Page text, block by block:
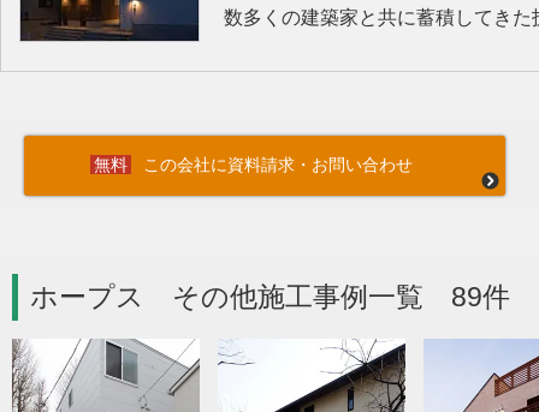
数多くの建築家と共に蓄積してき
この会社に資料請求・お問い合わせ
ホープス その他施工事例一覧 89件